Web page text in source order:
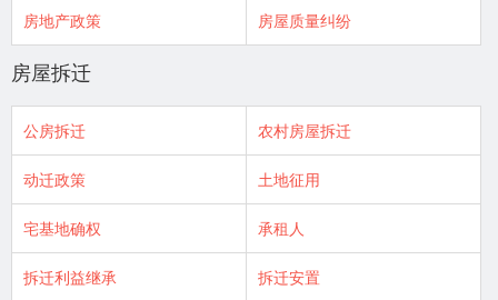
房地产政策 房屋质量纠纷
房屋拆迁
公房拆迁 农村房屋拆迁
动迁政策 土地征用
宅基地确权 承租人
拆迁利益继承 拆迁安置